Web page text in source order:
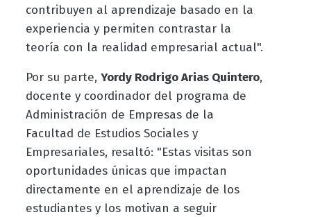
contribuyen al aprendizaje basado en la
experiencia y permiten contrastar la
teoría con la realidad empresarial actual".
Por su parte, Yordy Rodrigo Arias Quintero,
docente y coordinador del programa de
Administración de Empresas de la
Facultad de Estudios Sociales y
Empresariales, resaltó: "Estas visitas son
oportunidades únicas que impactan
directamente en el aprendizaje de los
estudiantes y los motivan a seguir